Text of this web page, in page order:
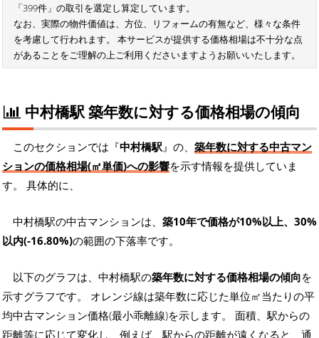
「399件」の取引を選定し算定しています。
なお、実際の物件価値は、方位、リフォームの有無など、様々な条件
を考慮して行われます。 本サービスが提供する価格相場は不十分な点
があることをご理解の上ご利用くださいますようお願いいたします。
中村橋駅 築年数に対する価格相場の傾向
このセクションでは『中村橋駅』の、 築年数に対する中古マン
ションの価格相場(㎡単価)への影響を示す情報を提供していま
す。 具体的に、
中村橋駅の中古マンションは、 築10年で価格が10%以上、30%
以内(-16.80%)の範囲の下落率です。
以下のグラフは、中村橋駅の築年数に対する価格相場の傾向を
示すグラフです。 オレンジ線は築年数に応じた単位㎡当たりの平
均中古マンション価格(最小乖離線)を示します。 面積、駅からの
距離等に応じて変化し、例えば、駅からの距離が遠くなると、通